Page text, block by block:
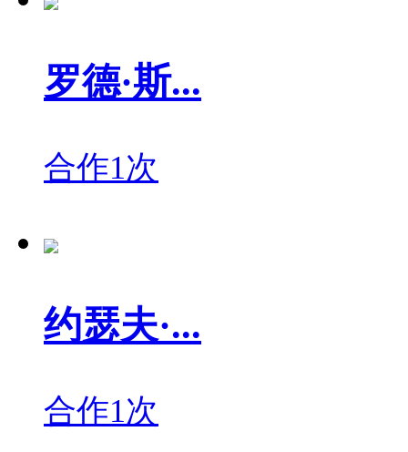
罗德·斯...
合作1次
约瑟夫·...
合作1次